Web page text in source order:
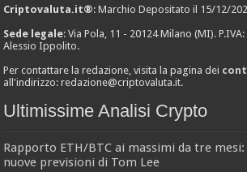
Criptovaluta.it®: Marchio Depositato il 15/12/
Sede legale: Via Pola, 11 - 20124 Milano (MI).
Alessio Ippolito.
Per contattare la redazione, visita la pagina dei
all'indirizzo:redazione@criptovaluta.it.
Ultimissime Analisi Crypto
Rapporto ETH/BTC ai massimi da tre
nuove previsioni di Tom Lee